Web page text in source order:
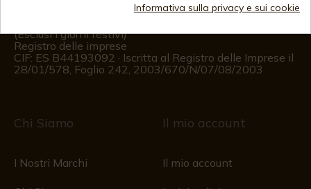
Informazioni per il cliente
(Esclusi i giorni festivi)
Registro delle imprese
CIF: ES B44193092 · Iscritta al Registro delle Imprese il
28/01/578, Foglio 242, 2003/670/N/07/08/2003
Chi Siamo
I Nostri Marchi
Il mio account
Il mio account
Informativa sulla privacy e sui cookie